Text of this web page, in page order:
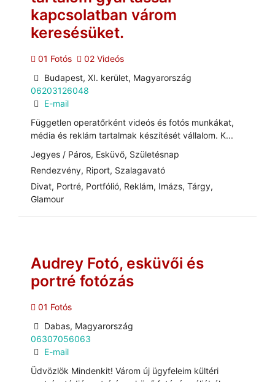
kapcsolatban várom
keresésüket.
01 Fotós
02 Videós
Budapest, XI. kerület, Magyarország
06203126048
E-mail
Független operatőrként videós és fotós munkákat,
média és reklám tartalmak készítését vállalom. K...
Jegyes / Páros, Esküvő, Születésnap
Rendezvény, Riport, Szalagavató
Divat, Portré, Portfólió, Reklám, Imázs, Tárgy,
Glamour
Audrey Fotó, esküvői és
portré fotózás
01 Fotós
Dabas, Magyarország
06307056063
E-mail
Üdvözlök Mindenkit! Várom új ügyfeleim kültéri